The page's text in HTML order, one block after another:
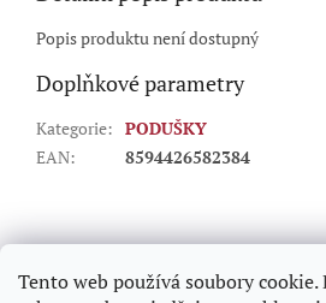
Tento web používá soubory
Popis produktu není dostupný
Doplňkové parametry
Kategorie: PODUŠKY
EAN: 8594426582384
á